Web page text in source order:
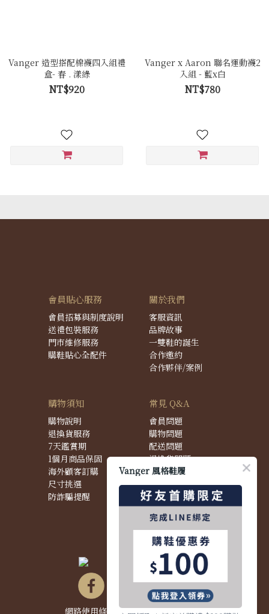
Vanger 造型搭配棉襪四入組禮
盒- 春 . 漾綠
NT$920
Vanger x Aaron 聯名運動襪2
入組 - 藍x白
NT$780
會員貼心服務
會員招募與制度說明
送禮包裝服務
門市維修服務
購鞋貼心全配件
關於我們
客服資訊
品牌故事
一雙鞋的誕生
合作邀約
合作夥伴/案例
購物須知
購物說明
退換貨服務
7天鑑賞期
1個月商品保固
海外顧客訂購
尺寸挑選
防詐騙提醒
常見 Q&A
會員問題
購物問題
配送問題
退換貨問題
商品問題
網路使用條款&政策|隱私權聲明|
Vanger 風格鞋履